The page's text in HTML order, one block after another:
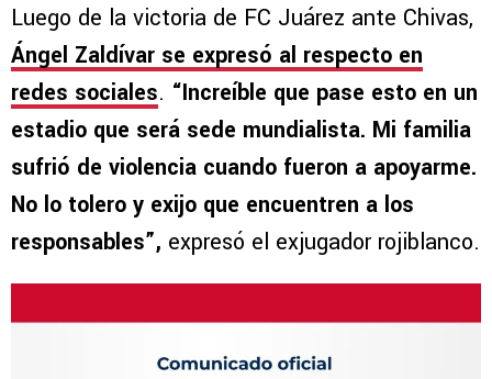
Luego de la victoria de FC Juárez ante Chivas,
Ángel Zaldívar se expresó al respecto en
redes sociales. “Increíble que pase esto en un
estadio que será sede mundialista. Mi familia
sufrió de violencia cuando fueron a apoyarme.
No lo tolero y exijo que encuentren a los
responsables”, expresó el exjugador rojiblanco.